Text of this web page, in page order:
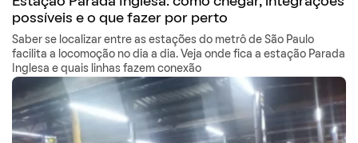
possíveis e o que fazer por perto
Saber se localizar entre as estações do metrô de São Paulo
facilita a locomoção no dia a dia. Veja onde fica a estação Parada
Inglesa e quais linhas fazem conexão